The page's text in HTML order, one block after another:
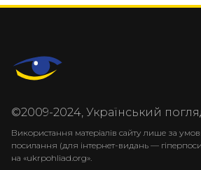
©2009-2024, Український
Використання матеріалів сайту лише за
посилання (для інтернет-видань —
на «ukrpohliad.org».